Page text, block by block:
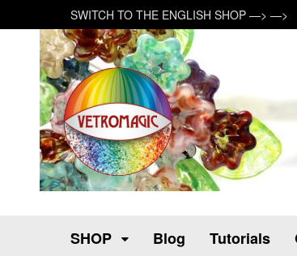
SWITCH TO THE ENGLISH SHOP —> —>
SHOP Blog Tutorials